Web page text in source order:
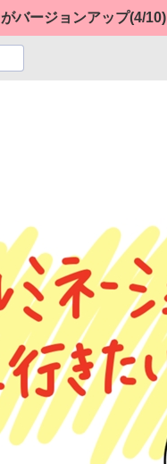
バージョンアップ(4/10)